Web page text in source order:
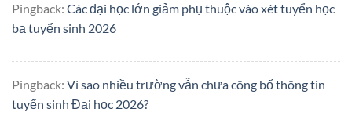
Pingback: Các đại học lớn giảm phụ thuộc vào xét tuyển học
bạ tuyển sinh 2026
Pingback: Vì sao nhiều trường vẫn chưa công bố thông tin
tuyển sinh Đại học 2026?